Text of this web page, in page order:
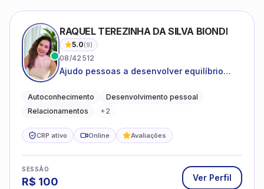
RAQUEL TEREZINHA DA SILVA BIONDI
5.0(9)
08/42512
Ajudo pessoas a desenvolver equilíbrio
Autoconhecimento
Desenvolvimento pessoal
Relacionamentos
+2
CRP ativo Online Avaliações
SESSÃO
R$ 100 Ver Perfil